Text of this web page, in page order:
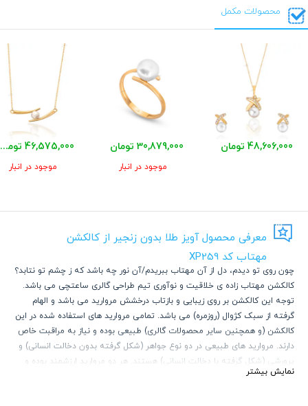
محصولات مکمل
48,606,000 تومان 30,879,000 تومان
موجود در انبار
46,575,000 تومان
موجود در انبار
معرفی محصول آویز طلا بدون زنجیر از کالکشن
مهتاب کد XP259
چون روی تو دیدم، دل از آن مهتاب ببریدم/آن نور چه باشد که ز چشم تو نتابد؟
کالکشن مهتاب زاده ی خلاقیت و نوآوری تیم طراحی گالری ساعتچی می باشد.
توجه این کالکشن بر روی زیبایی و بازتاب درخشش مروارید می باشد و الهام
گرفته از سبک کژوال (روزمره) می باشد. تمامی مروارید های استفاده شده در این
کالکشن (و همچنین سایر محصولات گالری) طبیعی بوده و نیاز به مراقبت خاص
دارند. مروارید های طبیعی در دو نوع جواهر (شکل گرفته بدون دخالت انسانی) و
پرورشی (شکل گرفته با دخالت انسانی) هستند. هر دو مروارید ارزشمند بوده و
آسیب پذیر می باشند. مروارید های طبیعی دارای عمق رنگی بالایی هستند و
نمایش بیشتر